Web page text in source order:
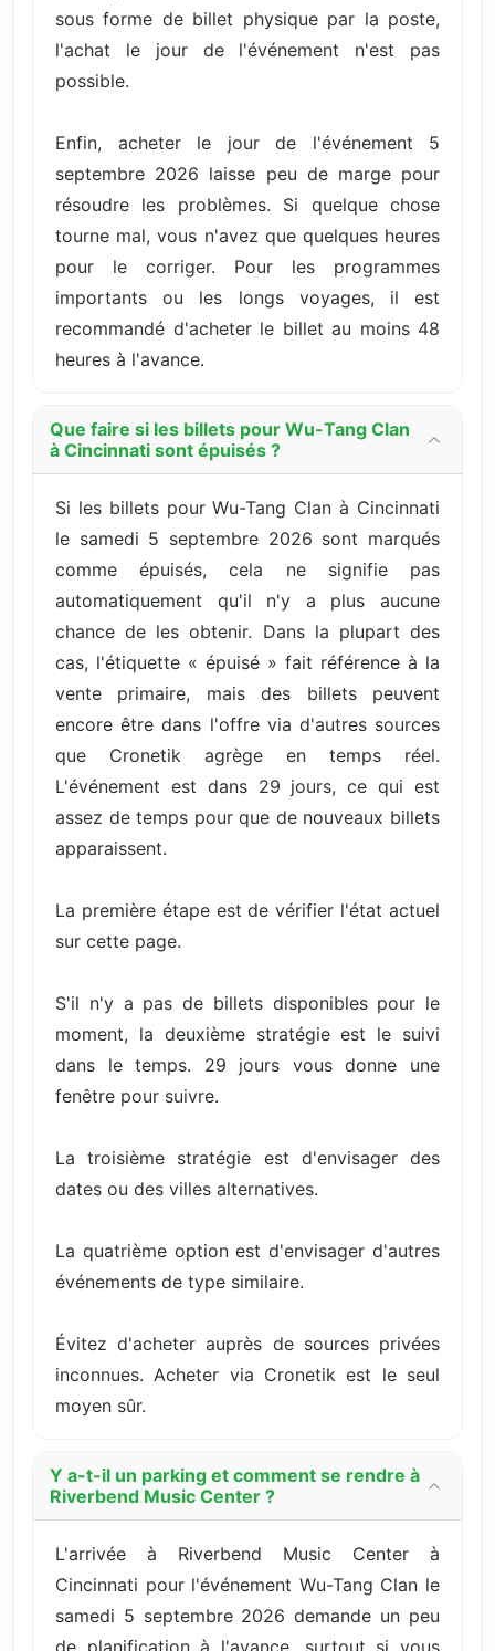
sous forme de billet physique par la poste,
l'achat le jour de l'événement n'est pas
possible.
Enfin, acheter le jour de l'événement 5
septembre 2026 laisse peu de marge pour
résoudre les problèmes. Si quelque chose
tourne mal, vous n'avez que quelques heures
pour le corriger. Pour les programmes
importants ou les longs voyages, il est
recommandé d'acheter le billet au moins 48
heures à l'avance.
Que faire si les billets pour Wu-Tang Clan
à Cincinnati sont épuisés ?
Si les billets pour Wu-Tang Clan à Cincinnati
le samedi 5 septembre 2026 sont marqués
comme épuisés, cela ne signifie pas
automatiquement qu'il n'y a plus aucune
chance de les obtenir. Dans la plupart des
cas, l'étiquette « épuisé » fait référence à la
vente primaire, mais des billets peuvent
encore être dans l'offre via d'autres sources
que Cronetik agrège en temps réel.
L'événement est dans 29 jours, ce qui est
assez de temps pour que de nouveaux billets
apparaissent.
La première étape est de vérifier l'état actuel
sur cette page.
S'il n'y a pas de billets disponibles pour le
moment, la deuxième stratégie est le suivi
dans le temps. 29 jours vous donne une
fenêtre pour suivre.
La troisième stratégie est d'envisager des
dates ou des villes alternatives.
La quatrième option est d'envisager d'autres
événements de type similaire.
Évitez d'acheter auprès de sources privées
inconnues. Acheter via Cronetik est le seul
moyen sûr.
Y a-t-il un parking et comment se rendre à
Riverbend Music Center ?
L'arrivée à Riverbend Music Center à
Cincinnati pour l'événement Wu-Tang Clan le
samedi 5 septembre 2026 demande un peu
de planification à l'avance, surtout si vous